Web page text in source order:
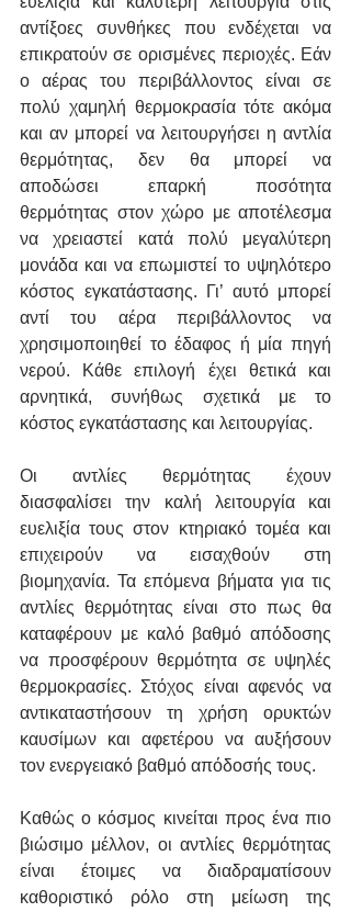
αντίξοες συνθήκες που ενδέχεται να
επικρατούν σε ορισμένες περιοχές. Εάν
ο αέρας του περιβάλλοντος είναι σε
πολύ χαμηλή θερμοκρασία τότε ακόμα
και αν μπορεί να λειτουργήσει η αντλία
θερμότητας, δεν θα μπορεί να
αποδώσει επαρκή ποσότητα
θερμότητας στον χώρο με αποτέλεσμα
να χρειαστεί κατά πολύ μεγαλύτερη
μονάδα και να επωμιστεί το υψηλότερο
κόστος εγκατάστασης. Γι’ αυτό μπορεί
αντί του αέρα περιβάλλοντος να
χρησιμοποιηθεί το έδαφος ή μία πηγή
νερού. Κάθε επιλογή έχει θετικά και
αρνητικά, συνήθως σχετικά με το
κόστος εγκατάστασης και λειτουργίας.
Οι αντλίες θερμότητας έχουν
διασφαλίσει την καλή λειτουργία και
ευελιξία τους στον κτηριακό τομέα και
επιχειρούν να εισαχθούν στη
βιομηχανία. Τα επόμενα βήματα για τις
αντλίες θερμότητας είναι στο πως θα
καταφέρουν με καλό βαθμό απόδοσης
να προσφέρουν θερμότητα σε υψηλές
θερμοκρασίες. Στόχος είναι αφενός να
αντικαταστήσουν τη χρήση ορυκτών
καυσίμων και αφετέρου να αυξήσουν
τον ενεργειακό βαθμό απόδοσής τους.
Καθώς ο κόσμος κινείται προς ένα πιο
βιώσιμο μέλλον, οι αντλίες θερμότητας
είναι έτοιμες να διαδραματίσουν
καθοριστικό ρόλο στη μείωση της